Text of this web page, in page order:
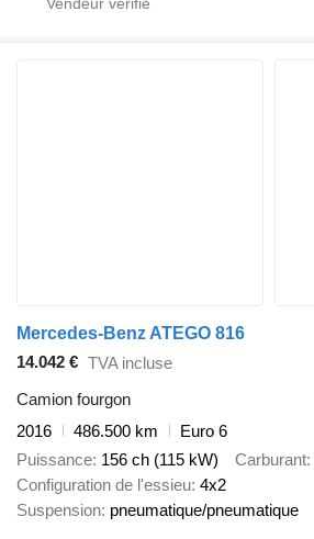
Mercedes-Benz ATEGO 816
14.042 € TVA incluse
Camion fourgon
2016
486.500 km
Euro 6
Puissance 156 ch (115 kW) Carburant
Configuration de l'essieu 4x2
Suspension pneumatique/pneumatique